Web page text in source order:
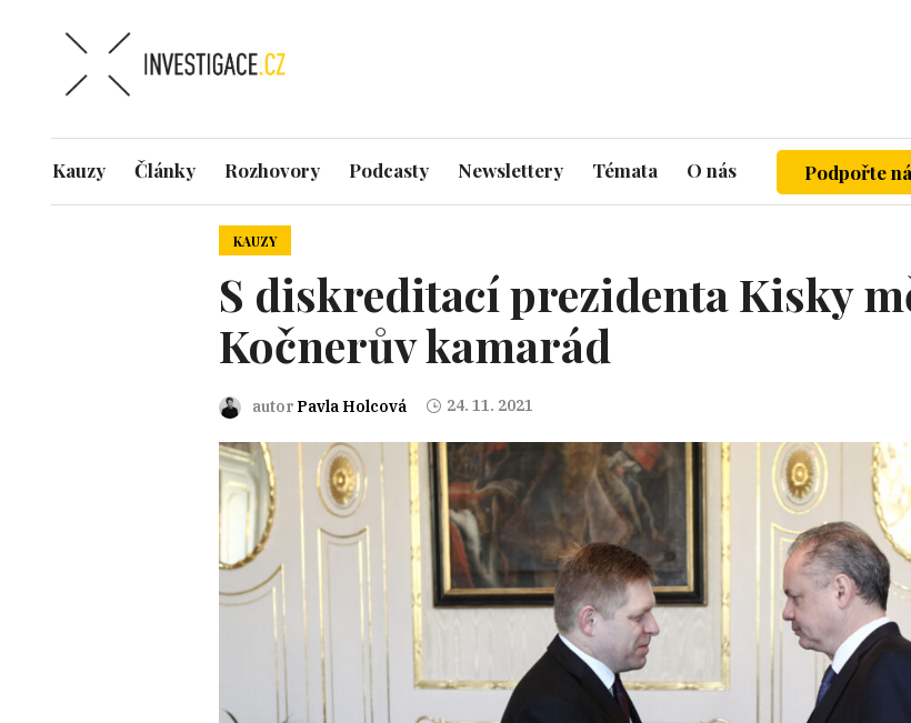
Kauzy Články Rozhovory Podcasty Newslettery Témata O nás Podpořte
KAUZY
S diskreditací prezidenta Kisky
Kočnerův kamarád
autor Pavla Holcová 24. 11. 2021